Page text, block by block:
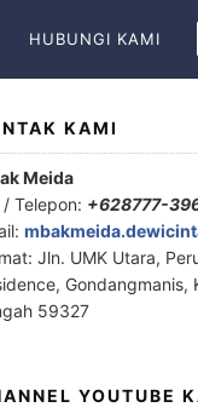
HUBUNGI KAMI
KAMI
Meida
/ Telepon: +628777-
Jln. UMK Utara,
59327
YOUTUBE